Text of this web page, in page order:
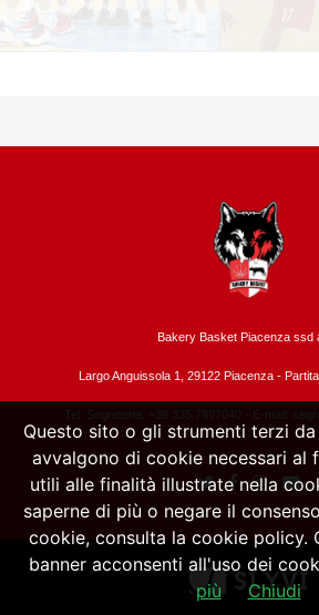
Bakery Basket Piacenza ssd
Largo Anguissola 1, 29122 Piacenza -
Tel. Segreteria: +39 335.7897040 - E-mail:
Questo sito o gli strumenti terzi
avvalgono di cookie necessari al
utili alle finalità illustrate nella
saperne di più o negare il
cookie, consulta la cookie policy.
banner acconsenti all'uso dei
più
Chiudi